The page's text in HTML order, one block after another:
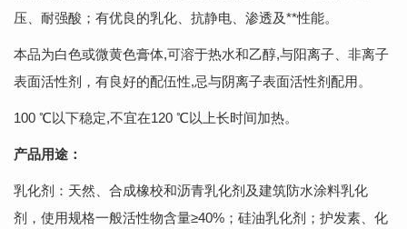
压、耐强酸；有优良的乳化、抗静电、渗透及**性能。
本品为白色或微黄色膏体,可溶于热水和乙醇,与阳离子、非离子
表面活性剂，有良好的配伍性,忌与阴离子表面活性剂配用。
100 ℃以下稳定,不宜在120 ℃以上长时间加热。
产品用途：
乳化剂：天然、合成橡校和沥青乳化剂及建筑防水涂料乳化
剂，使用规格一般活性物含量≥40%；硅油乳化剂；护发素、化